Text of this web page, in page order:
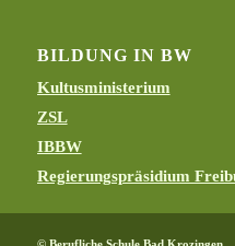
BILDUNG IN BW
Kultusministerium
ZSL
IBBW
Regierungspräsidium